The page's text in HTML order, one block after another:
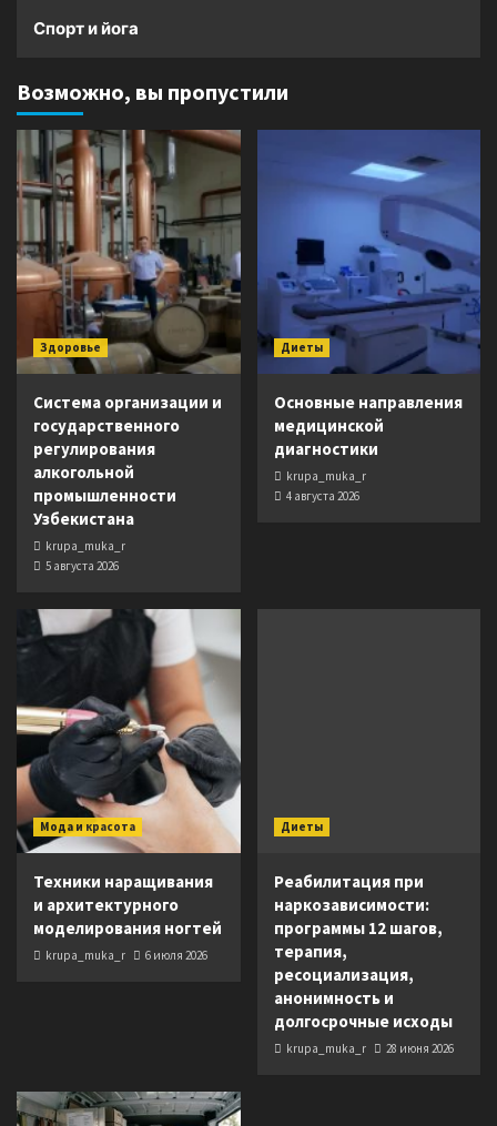
Спорт и йога
Возможно, вы пропустили
Здоровье
Система организации и
государственного
регулирования
алкогольной
промышленности
Узбекистана
krupa_muka_r
5 августа 2026
Диеты
Основные направления
медицинской
диагностики
krupa_muka_r
4 августа 2026
Мода и красота
Техники наращивания
и архитектурного
моделирования ногтей
krupa_muka_r 6 июля 2026
Диеты
Реабилитация при
наркозависимости:
программы 12 шагов,
терапия,
ресоциализация,
анонимность и
долгосрочные исходы
krupa_muka_r 28 июня 2026